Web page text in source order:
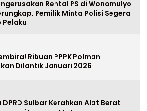
Rental PS di Wonomulyo
Pemilik Minta Polisi Segera
Pelaku
Ribuan PPPK Polman
Dilantik Januari 2026
Sulbar Kerahkan Alat Berat